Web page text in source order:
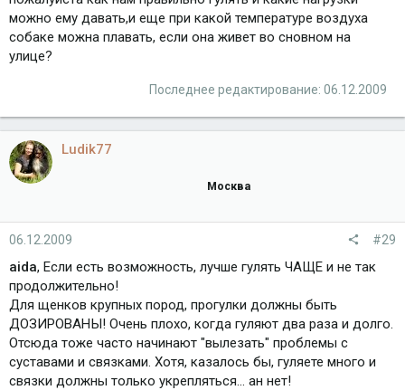
можно ему давать,и еще при какой температуре воздуха
собаке можна плавать, если она живет во сновном на
улице?
Последнее редактирование: 06.12.2009
Ludik77
Москва
06.12.2009 #29
aida, Если есть возможность, лучше гулять ЧАЩЕ и не так
продолжительно!
Для щенков крупных пород, прогулки должны быть
ДОЗИРОВАНЫ! Очень плохо, когда гуляют два раза и долго.
Отсюда тоже часто начинают "вылезать" проблемы с
суставами и связками. Хотя, казалось бы, гуляете много и
связки должны только укрепляться... ан нет!